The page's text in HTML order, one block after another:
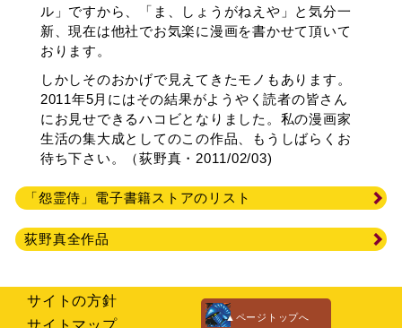
ル」ですから、「ま、しょうがねえや」と気分一
新、現在は他社でお気楽に漫画を書かせて頂いて
おります。
しかしそのおかげで見えてきたモノもあります。
2011年5月にはその結果がようやく読者の皆さん
にお見せできるハコビとなりました。私の漫画家
生活の集大成としてのこの作品、もうしばらくお
待ち下さい。（荻野真・2011/02/03)
「怨霊侍」電子書籍ストアのリスト
荻野真全作品
サイトの方針
サイトマップ
▲ページトップへ